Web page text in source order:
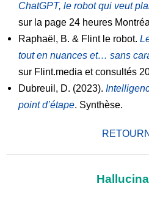
ChatGPT, le robot qui veut
sur la page 24 heures
Raphaël, B. & Flint le robot.
tout en nuances et… sans
sur Flint.media et consultés
Dubreuil, D. (2023).
point d’étape. Synthèse.